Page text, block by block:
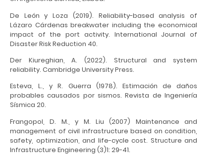
De León y Loza (2019). Reliability-based analysis of
Lázaro Cárdenas breakwater including the economical
impact of the port activity. International Journal of
Disaster Risk Reduction 40.
Der Kiureghian, A. (2022). Structural and system
reliability. Cambridge University Press.
Esteva, L., y R. Guerra (1978). Estimación de daños
probables causados por sismos. Revista de Ingeniería
Sísmica 20.
Frangopol, D. M., y M. Liu (2007) Maintenance and
management of civil infrastructure based on condition,
safety, optimization, and life-cycle cost. Structure and
Infrastructure Engineering (3)1: 29-41.